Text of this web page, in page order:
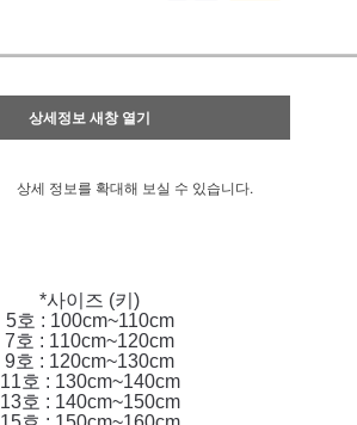
상세정보 새창 열기
상세 정보를 확대해 보실 수 있습니다.
*사이즈 (키)
5호 : 100cm~110cm
7호 : 110cm~120cm
9호 : 120cm~130cm
11호 : 130cm~140cm
13호 : 140cm~150cm